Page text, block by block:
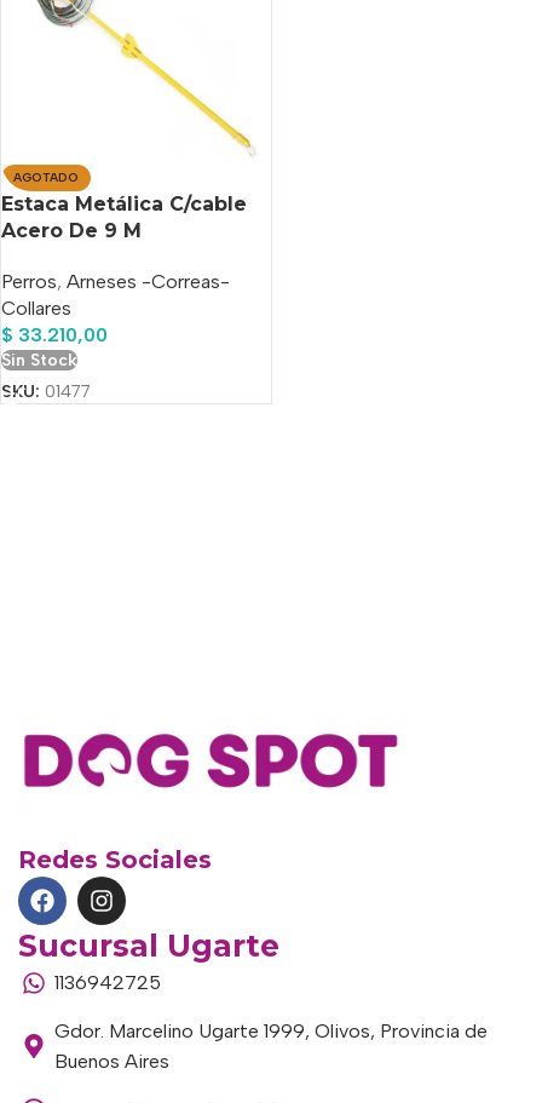
AGOTADO
Estaca Metálica C/cable
Acero De 9 M
Perros, Arneses -Correas-
Collares
$ 33.210,00
Sin Stock
SKU: 01477
Redes Sociales
Sucursal Ugarte
1136942725
Gdor. Marcelino Ugarte 1999, Olivos, Provincia de
Buenos Aires